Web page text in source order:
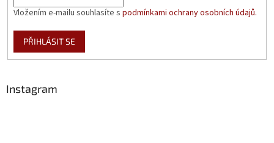
Vložením e-mailu souhlasíte s podmínkami ochrany osobních údajů.
PŘIHLÁSIT SE
Instagram